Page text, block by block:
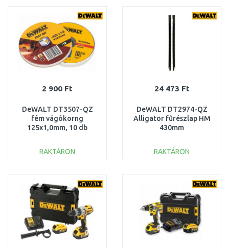
Összehasonlítás Összehasonlítás
2 900 Ft
DeWALT DT3507-QZ
fém vágókorng
125x1,0mm, 10 db
RAKTÁRON
Összehasonlítás
24 473 Ft
DeWALT DT2974-QZ
Alligator fűrészlap HM
430mm
RAKTÁRON
Összehasonlítás